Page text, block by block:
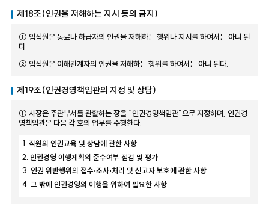
제18조(인권을 저해하는 지시 등의 금지)
① 임직원은 동료나 하급자의 인권을 저해하는 행위나 지시를 하여서는 아니 된
다.
② 임직원은 이해관계자의 인권을 저해하는 행위를 하여서는 아니 된다.
제19조(인권경영책임관의 지정 및 상담)
① 사장은 주관부서를 관할하는 장을 “인권경영책임관”으로 지정하며, 인권경
영책임관은 다음 각 호의 업무를 수행한다.
1. 직원의 인권교육 및 상담에 관한 사항
2. 인권경영 이행계획의 준수여부 점검 및 평가
3. 인권 위반행위의 접수⋅조사⋅처리 및 신고자 보호에 관한 사항
4. 그 밖에 인권경영의 이행을 위하여 필요한 사항